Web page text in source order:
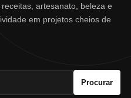
artesanato, beleza e
em projetos cheios de
Procurar